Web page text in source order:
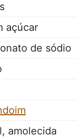
açúcar
de sódio
amolecida